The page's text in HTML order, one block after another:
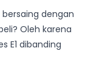
bersaing dengan
Oleh karena
E1 dibanding